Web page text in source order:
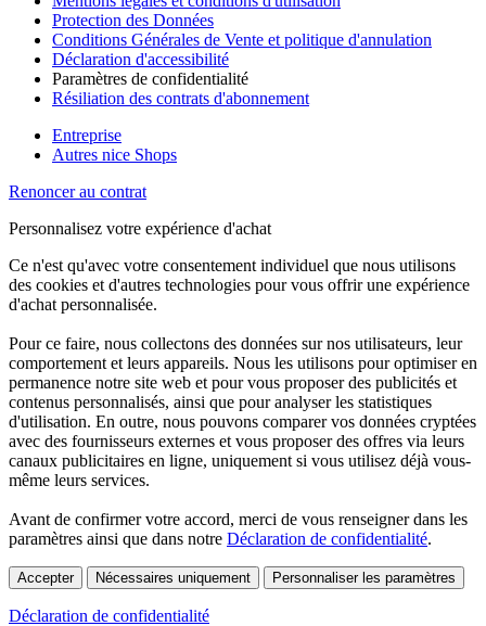
Protection des Données
Conditions Générales de Vente et politique d'annulation
Déclaration d'accessibilité
Paramètres de confidentialité
Résiliation des contrats d'abonnement
Entreprise
Autres nice Shops
Renoncer au contrat
Personnalisez votre expérience d'achat
Ce n'est qu'avec votre consentement individuel que nous utilisons
des cookies et d'autres technologies pour vous offrir une expérience
d'achat personnalisée.
Pour ce faire, nous collectons des données sur nos utilisateurs, leur
comportement et leurs appareils. Nous les utilisons pour optimiser en
permanence notre site web et pour vous proposer des publicités et
contenus personnalisés, ainsi que pour analyser les statistiques
d'utilisation. En outre, nous pouvons comparer vos données cryptées
avec des fournisseurs externes et vous proposer des offres via leurs
canaux publicitaires en ligne, uniquement si vous utilisez déjà vous-
même leurs services.
Avant de confirmer votre accord, merci de vous renseigner dans les
paramètres ainsi que dans notre Déclaration de confidentialité.
Accepter Nécessaires uniquement Personnaliser les paramètres
Déclaration de confidentialité